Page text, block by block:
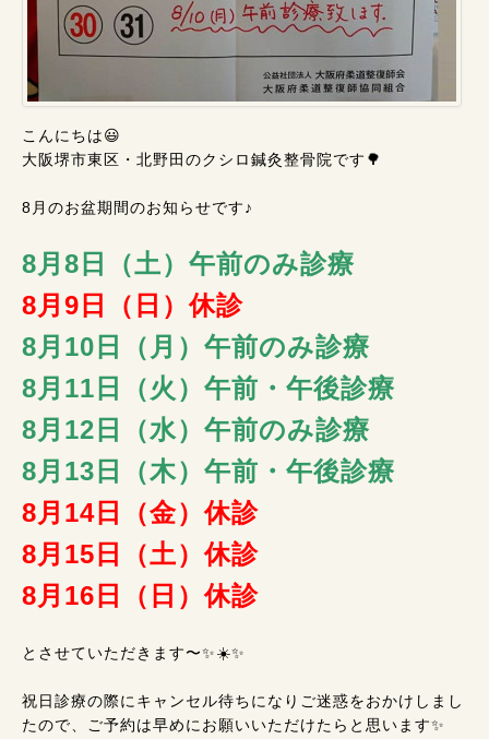
こんにちは😃
大阪堺市東区・北野田のクシロ鍼灸整骨院です🌳
8月のお盆期間のお知らせです♪
8月8日（土）午前のみ診療
8月9日（日）休診
8月10日（月）午前のみ診療
8月11日（火）午前・午後診療
8月12日（水）午前のみ診療
8月13日（木）午前・午後診療
8月14日（金）休診
8月15日（土）休診
8月16日（日）休診
とさせていただきます〜✨☀️✨
祝日診療の際にキャンセル待ちになりご迷惑をおかけしまし
たので、ご予約は早めにお願いいただけたらと思います✨